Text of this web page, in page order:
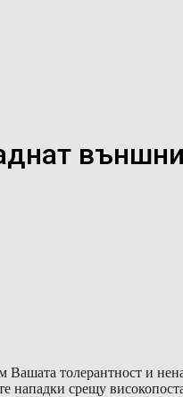
толерантност и
нападки срещу